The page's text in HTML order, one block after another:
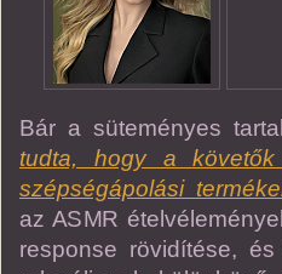
Bár a süteményes
tudta, hogy a
szépségápolási
az ASMR
response rövidítése,